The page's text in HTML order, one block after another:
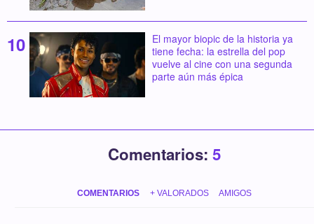
El mayor biopic de la historia ya
tiene fecha: la estrella del pop
vuelve al cine con una segunda
parte aún más épica
Comentarios: 5
COMENTARIOS + VALORADOS AMIGOS